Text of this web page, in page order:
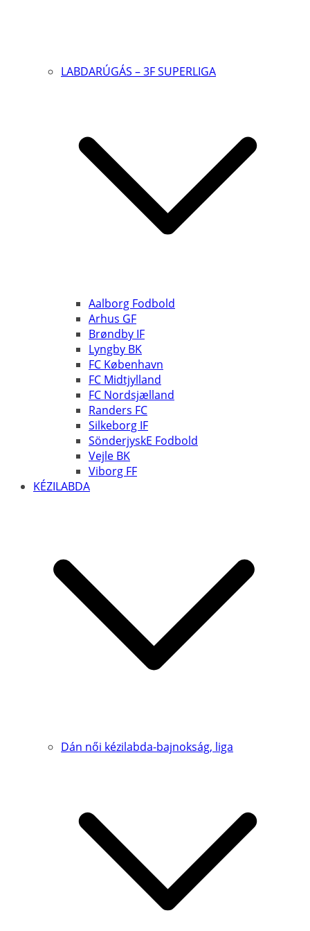
LABDARÚGÁS – 3F SUPERLIGA
Aalborg Fodbold
Arhus GF
Brøndby IF
Lyngby BK
FC København
FC Midtjylland
FC Nordsjælland
Randers FC
Silkeborg IF
SönderjyskE Fodbold
Vejle BK
Viborg FF
KÉZILABDA
Dán női kézilabda-bajnokság, liga